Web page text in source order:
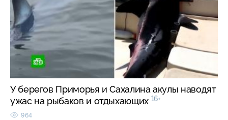
У берегов Приморья и Сахалина акулы наводят
ужас на рыбаков и отдыхающих 16+
964